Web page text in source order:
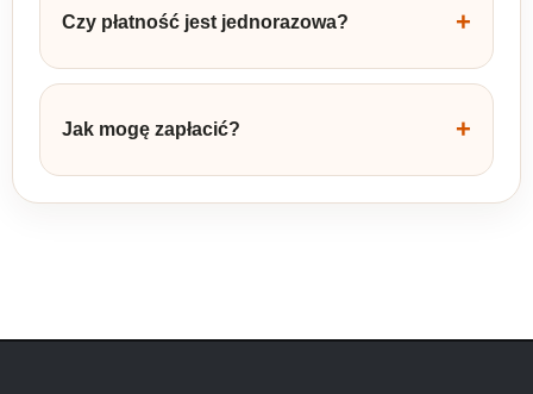
Czy płatność jest jednorazowa? +
Jak mogę zapłacić? +